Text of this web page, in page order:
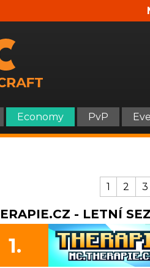
Economy PvP
1 2 3
- LETNÍ
1.